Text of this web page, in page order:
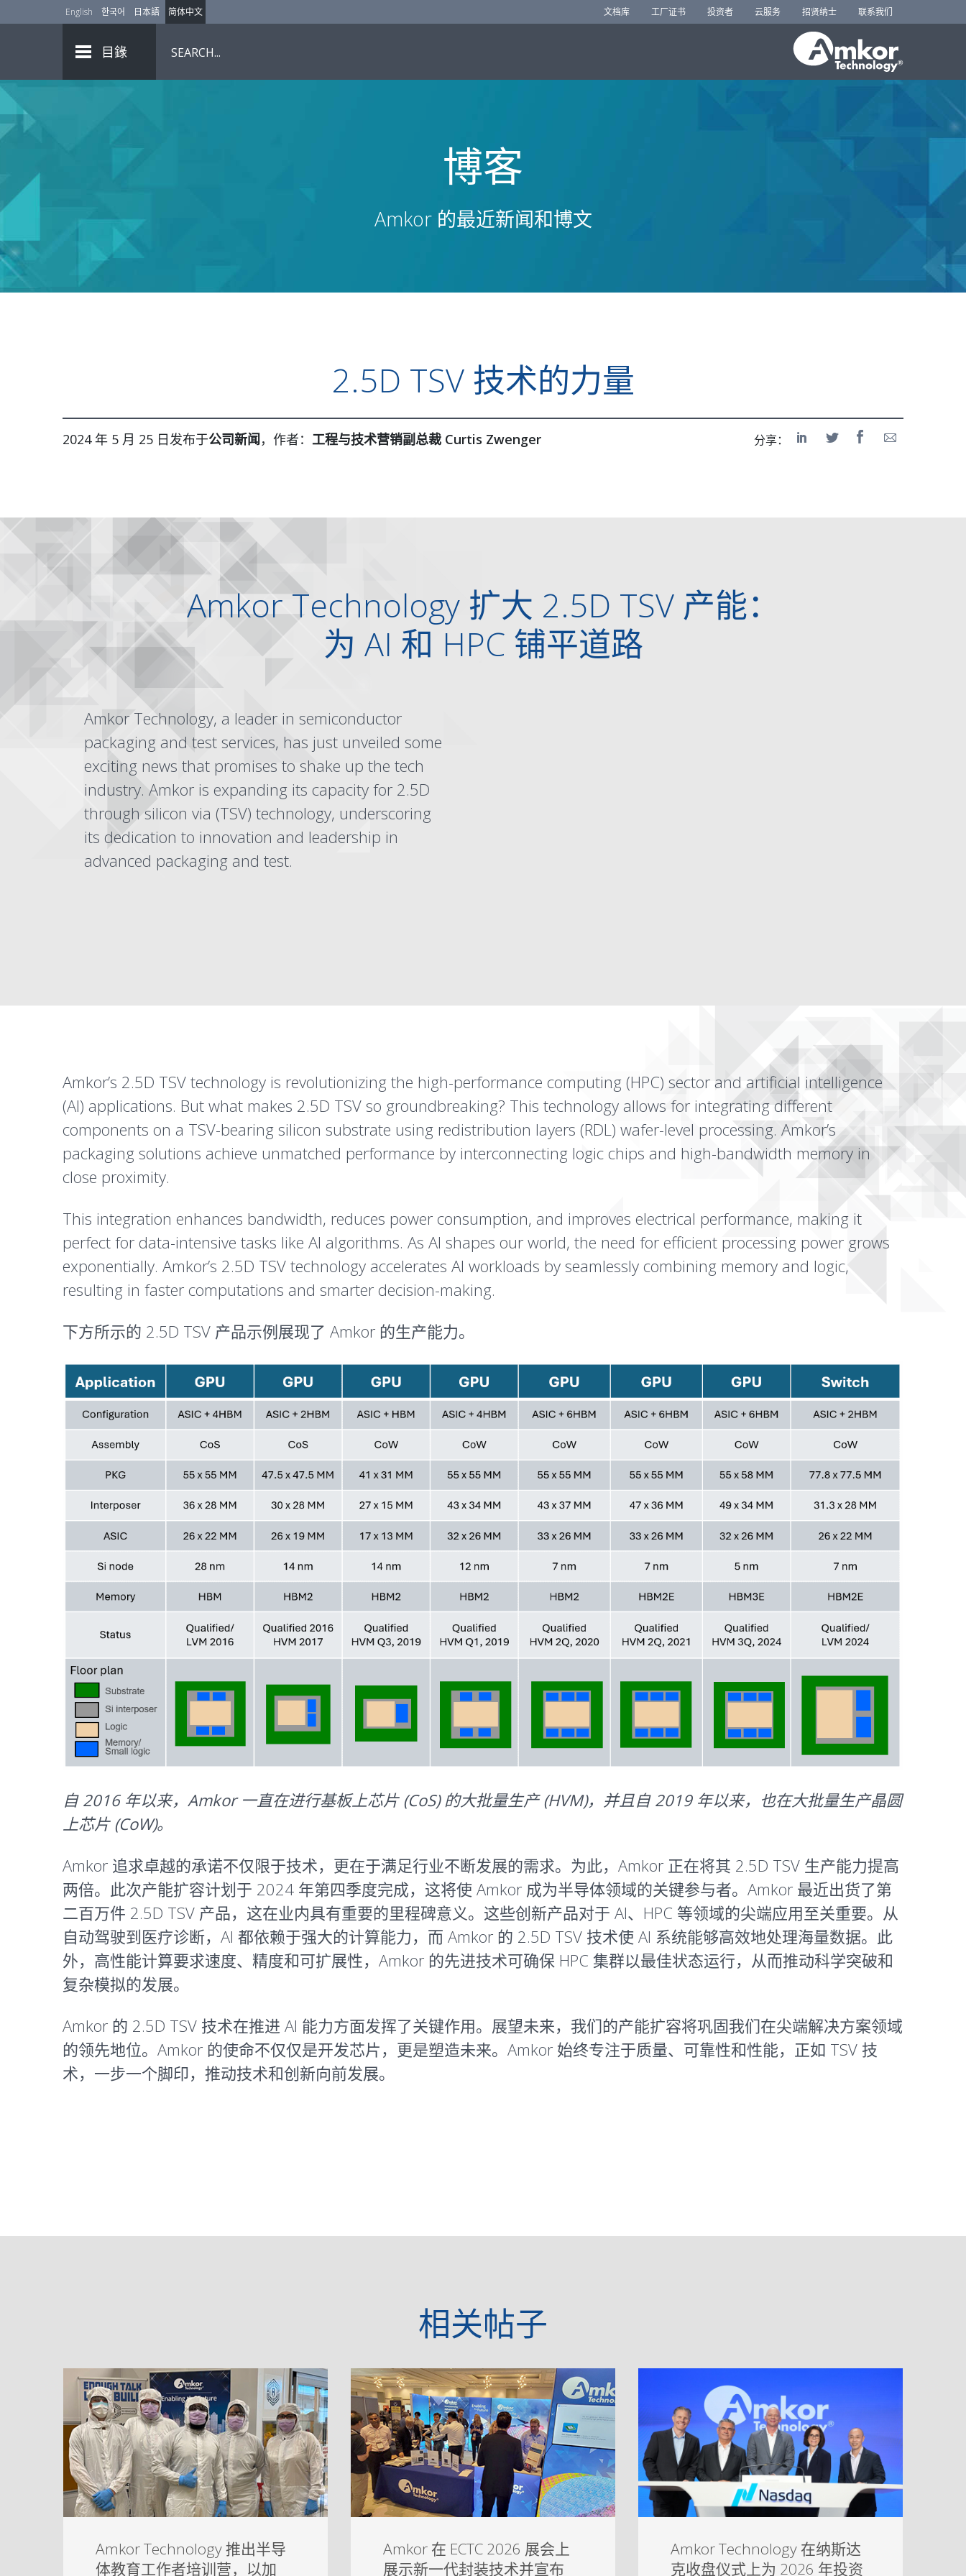
English 한국어 日本語 简体中文 文档库 工厂证书 投资者 云服务 招贤纳士 联系我们
目錄
博客
Amkor 的最近新闻和博文
2.5D TSV 技术的力量
2024 年 5 月 25 日发布于公司新闻，作者： 工程与技术营销副总裁 Curtis Zwenger 分享：
Amkor Technology 扩大 2.5D TSV 产能：
为 AI 和 HPC 铺平道路
Amkor Technology, a leader in semiconductor
packaging and test services, has just unveiled some
exciting news that promises to shake up the tech
industry. Amkor is expanding its capacity for 2.5D
through silicon via (TSV) technology, underscoring
its dedication to innovation and leadership in
advanced packaging and test.
Amkor’s 2.5D TSV technology is revolutionizing the high-performance computing (HPC) sector and artificial intelligence
(AI) applications. But what makes 2.5D TSV so groundbreaking? This technology allows for integrating different
components on a TSV-bearing silicon substrate using redistribution layers (RDL) wafer-level processing. Amkor’s
packaging solutions achieve unmatched performance by interconnecting logic chips and high-bandwidth memory in
close proximity.
This integration enhances bandwidth, reduces power consumption, and improves electrical performance, making it
perfect for data-intensive tasks like AI algorithms. As AI shapes our world, the need for efficient processing power grows
exponentially. Amkor’s 2.5D TSV technology accelerates AI workloads by seamlessly combining memory and logic,
resulting in faster computations and smarter decision-making.
下方所示的 2.5D TSV 产品示例展现了 Amkor 的生产能力。
自 2016 年以来，Amkor 一直在进行基板上芯片 (CoS) 的大批量生产 (HVM)，并且自 2019 年以来，也在大批量生产晶圆
上芯片 (CoW)。
Amkor 追求卓越的承诺不仅限于技术，更在于满足行业不断发展的需求。为此，Amkor 正在将其 2.5D TSV 生产能力提高
两倍。此次产能扩容计划于 2024 年第四季度完成，这将使 Amkor 成为半导体领域的关键参与者。Amkor 最近出货了第
二百万件 2.5D TSV 产品，这在业内具有重要的里程碑意义。这些创新产品对于 AI、HPC 等领域的尖端应用至关重要。从
自动驾驶到医疗诊断，AI 都依赖于强大的计算能力，而 Amkor 的 2.5D TSV 技术使 AI 系统能够高效地处理海量数据。此
外，高性能计算要求速度、精度和可扩展性，Amkor 的先进技术可确保 HPC 集群以最佳状态运行，从而推动科学突破和
复杂模拟的发展。
Amkor 的 2.5D TSV 技术在推进 AI 能力方面发挥了关键作用。展望未来，我们的产能扩容将巩固我们在尖端解决方案领域
的领先地位。Amkor 的使命不仅仅是开发芯片，更是塑造未来。Amkor 始终专注于质量、可靠性和性能，正如 TSV 技
术，一步一个脚印，推动技术和创新向前发展。
相关帖子
Amkor Technology 推出半导
体教育工作者培训营，以加
Amkor 在 ECTC 2026 展会上
展示新一代封装技术并宣布
Amkor Technology 在纳斯达
克收盘仪式上为 2026 年投资